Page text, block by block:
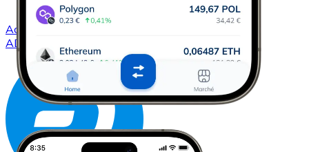
Acheter
ADA